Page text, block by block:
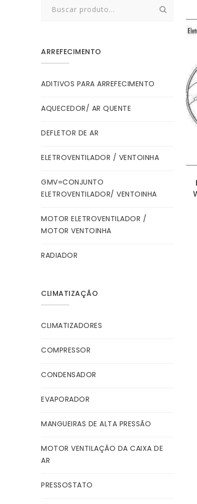
ARREFECIMENTO
ADITIVOS PARA ARREFECIMENTO
AQUECEDOR/ AR QUENTE
DEFLETOR DE AR
ELETROVENTILADOR / VENTOINHA
GMV=CONJUNTO
ELETROVENTILADOR/ VENTOINHA
MOTOR ELETROVENTILADOR /
MOTOR VENTOINHA
RADIADOR
CLIMATIZAÇÃO
CLIMATIZADORES
COMPRESSOR
CONDENSADOR
EVAPORADOR
MANGUEIRAS DE ALTA PRESSÃO
MOTOR VENTILAÇÃO DA CAIXA DE
AR
PRESSOSTATO